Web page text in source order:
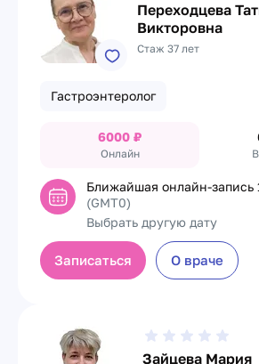
Переходцева
Викторовна
Стаж 37 лет
Гастроэнтеролог
6000 ₽
Онлайн
Ближайшая онлайн-запись
(GMT0)
Выбрать другую дату
Записаться О враче
Зайцева Мария